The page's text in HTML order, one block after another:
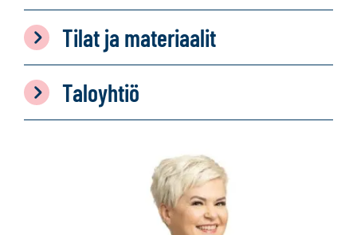
Tilat ja materiaalit
Taloyhtiö